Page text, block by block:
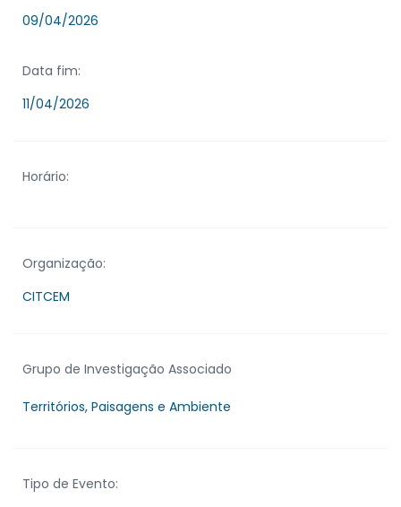
09/04/2026
Data fim:
11/04/2026
Horário:
Organização:
CITCEM
Grupo de Investigação Associado
Territórios, Paisagens e Ambiente
Tipo de Evento: